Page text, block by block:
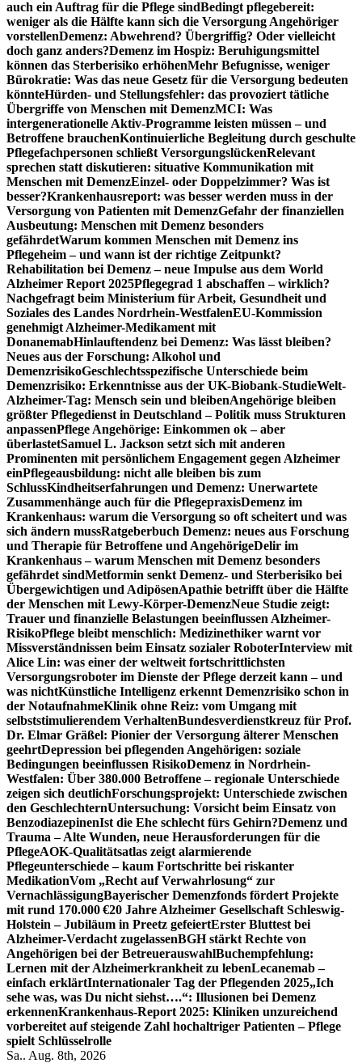
auch ein Auftrag für die Pflege sindBedingt pflegebereit:
weniger als die Hälfte kann sich die Versorgung Angehöriger
vorstellenDemenz: Abwehrend? Übergriffig? Oder vielleicht
doch ganz anders?Demenz im Hospiz: Beruhigungsmittel
können das Sterberisiko erhöhenMehr Befugnisse, weniger
Bürokratie: Was das neue Gesetz für die Versorgung bedeuten
könnteHürden- und Stellungsfehler: das provoziert tätliche
Übergriffe von Menschen mit DemenzMCI: Was
intergenerationelle Aktiv-Programme leisten müssen – und
Betroffene brauchenKontinuierliche Begleitung durch geschulte
Pflegefachpersonen schließt VersorgungslückenRelevant
sprechen statt diskutieren: situative Kommunikation mit
Menschen mit DemenzEinzel- oder Doppelzimmer? Was ist
besser?Krankenhausreport: was besser werden muss in der
Versorgung von Patienten mit DemenzGefahr der finanziellen
Ausbeutung: Menschen mit Demenz besonders
gefährdetWarum kommen Menschen mit Demenz ins
Pflegeheim – und wann ist der richtige Zeitpunkt?
Rehabilitation bei Demenz – neue Impulse aus dem World
Alzheimer Report 2025Pflegegrad 1 abschaffen – wirklich?
Nachgefragt beim Ministerium für Arbeit, Gesundheit und
Soziales des Landes Nordrhein-WestfalenEU-Kommission
genehmigt Alzheimer-Medikament mit
DonanemabHinlauftendenz bei Demenz: Was lässt bleiben?
Neues aus der Forschung: Alkohol und
DemenzrisikoGeschlechtsspezifische Unterschiede beim
Demenzrisiko: Erkenntnisse aus der UK-Biobank-StudieWelt-
Alzheimer-Tag: Mensch sein und bleibenAngehörige bleiben
größter Pflegedienst in Deutschland – Politik muss Strukturen
anpassenPflege Angehörige: Einkommen ok – aber
überlastetSamuel L. Jackson setzt sich mit anderen
Prominenten mit persönlichem Engagement gegen Alzheimer
einPflegeausbildung: nicht alle bleiben bis zum
SchlussKindheitserfahrungen und Demenz: Unerwartete
Zusammenhänge auch für die PflegepraxisDemenz im
Krankenhaus: warum die Versorgung so oft scheitert und was
sich ändern mussRatgeberbuch Demenz: neues aus Forschung
und Therapie für Betroffene und AngehörigeDelir im
Krankenhaus – warum Menschen mit Demenz besonders
gefährdet sindMetformin senkt Demenz- und Sterberisiko bei
Übergewichtigen und AdipösenApathie betrifft über die Hälfte
der Menschen mit Lewy-Körper-DemenzNeue Studie zeigt:
Trauer und finanzielle Belastungen beeinflussen Alzheimer-
RisikoPflege bleibt menschlich: Medizinethiker warnt vor
Missverständnissen beim Einsatz sozialer RoboterInterview mit
Alice Lin: was einer der weltweit fortschrittlichsten
Versorgungsroboter im Dienste der Pflege derzeit kann – und
was nichtKünstliche Intelligenz erkennt Demenzrisiko schon in
der NotaufnahmeKlinik ohne Reiz: vom Umgang mit
selbststimulierendem VerhaltenBundesverdienstkreuz für Prof.
Dr. Elmar Gräßel: Pionier der Versorgung älterer Menschen
geehrtDepression bei pflegenden Angehörigen: soziale
Bedingungen beeinflussen RisikoDemenz in Nordrhein-
Westfalen: Über 380.000 Betroffene – regionale Unterschiede
zeigen sich deutlichForschungsprojekt: Unterschiede zwischen
den GeschlechternUntersuchung: Vorsicht beim Einsatz von
BenzodiazepinenIst die Ehe schlecht fürs Gehirn?Demenz und
Trauma – Alte Wunden, neue Herausforderungen für die
PflegeAOK-Qualitätsatlas zeigt alarmierende
Pflegeunterschiede – kaum Fortschritte bei riskanter
MedikationVom „Recht auf Verwahrlosung“ zur
VernachlässigungBayerischer Demenzfonds fördert Projekte
mit rund 170.000 €20 Jahre Alzheimer Gesellschaft Schleswig-
Holstein – Jubiläum in Preetz gefeiertErster Bluttest bei
Alzheimer-Verdacht zugelassenBGH stärkt Rechte von
Angehörigen bei der BetreuerauswahlBuchempfehlung:
Lernen mit der Alzheimerkrankheit zu lebenLecanemab –
einfach erklärtInternationaler Tag der Pflegenden 2025„Ich
sehe was, was Du nicht siehst….“: Illusionen bei Demenz
erkennenKrankenhaus-Report 2025: Kliniken unzureichend
vorbereitet auf steigende Zahl hochaltriger Patienten – Pflege
spielt Schlüsselrolle
Sa.. Aug. 8th, 2026